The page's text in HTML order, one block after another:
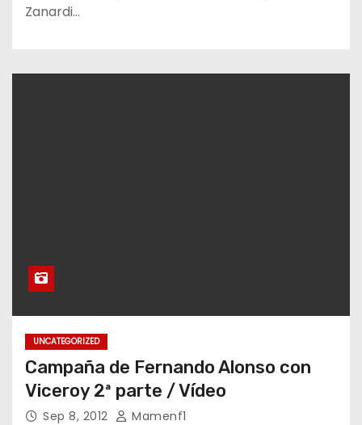
Zanardi…
UNCATEGORIZED
Campaña de Fernando Alonso con
Viceroy 2ª parte / Vídeo
Sep 8, 2012 Mamenf1